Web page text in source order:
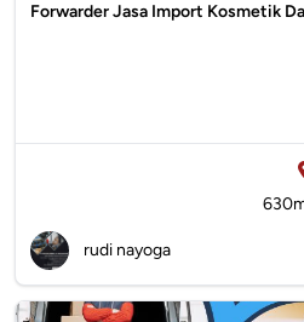
Forwarder Jasa Import Kosmetik
rudi nayoga